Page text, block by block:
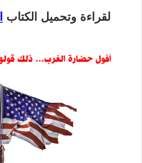
لقراءة وتحميل الكتاب